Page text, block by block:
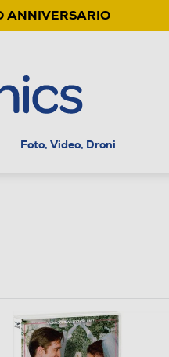
ANNIVERSARIO
Foto, Video, Droni